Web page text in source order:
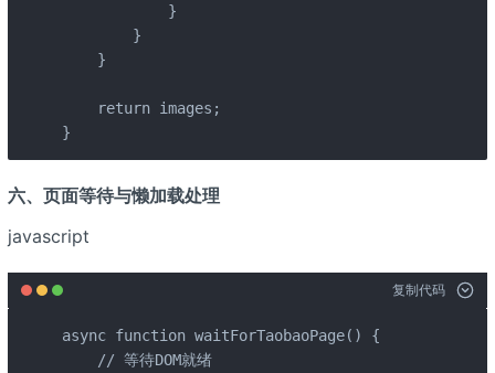
            }
        }
    }
    return images;
}
六、页面等待与懒加载处理
javascript
复制代码
async function waitForTaobaoPage() {
    // 等待DOM就绪